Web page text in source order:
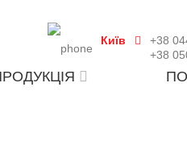
Київ
+38
+38